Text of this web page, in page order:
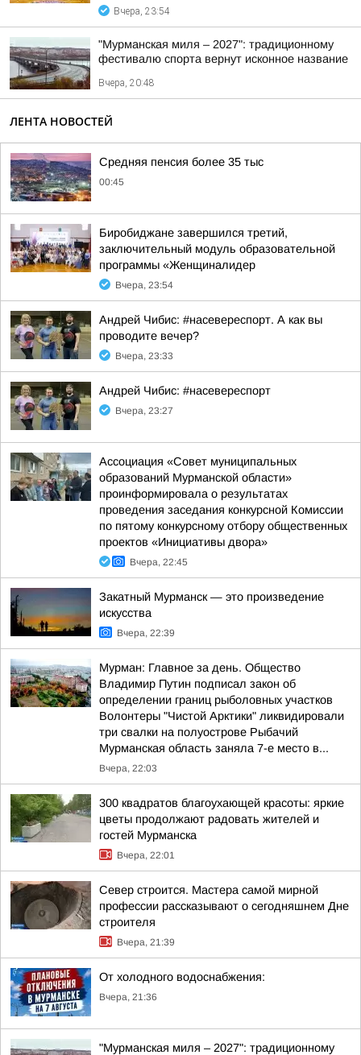
Вчера, 23:54
"Мурманская миля – 2027": традиционному
фестивалю спорта вернут исконное название
Вчера, 20:48
ЛЕНТА НОВОСТЕЙ
Средняя пенсия более 35 тыс
00:45
Биробиджане завершился третий,
заключительный модуль образовательной
программы «Женщиналидер
Вчера, 23:54
Андрей Чибис: #насевереспорт. А как вы
проводите вечер?
Вчера, 23:33
Андрей Чибис: #насевереспорт
Вчера, 23:27
Ассоциация «Совет муниципальных
образований Мурманской области»
проинформировала о результатах
проведения заседания конкурсной Комиссии
по пятому конкурсному отбору общественных
проектов «Инициативы двора»
Вчера, 22:45
Закатный Мурманск — это произведение
искусства
Вчера, 22:39
Мурман: Главное за день. Общество
Владимир Путин подписал закон об
определении границ рыболовных участков
Волонтеры "Чистой Арктики" ликвидировали
три свалки на полуострове Рыбачий
Мурманская область заняла 7-е место в...
Вчера, 22:03
300 квадратов благоухающей красоты: яркие
цветы продолжают радовать жителей и
гостей Мурманска
Вчера, 22:01
Север строится. Мастера самой мирной
профессии рассказывают о сегодняшнем Дне
строителя
Вчера, 21:39
От холодного водоснабжения:
Вчера, 21:36
"Мурманская миля – 2027": традиционному